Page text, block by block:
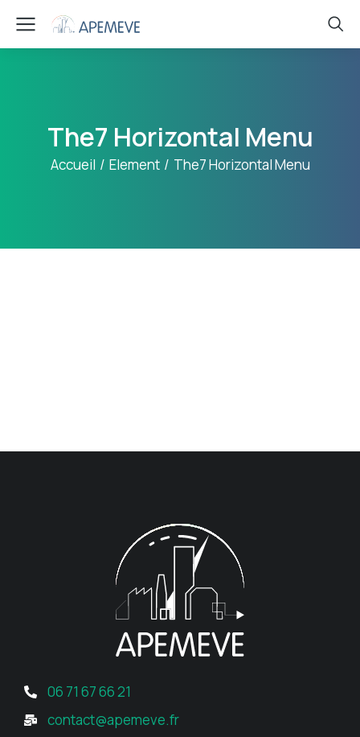
The7 Horizontal Menu
Vous êtes ici :
Accueil Element The7 Horizontal Menu
06 71 67 66 21
contact@apemeve.fr